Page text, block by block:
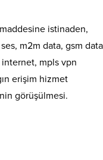
istinaden,
m2m data, gsm data
internet, mpls vpn
erişim hizmet
görüşülmesi.